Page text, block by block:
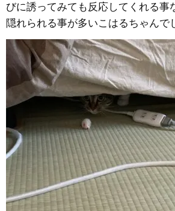
びに誘ってみても反応してくれる事
隠れられる事が多いこはるちゃんで